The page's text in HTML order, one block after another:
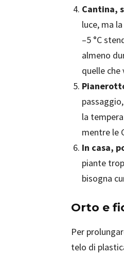
Cantina,
luce, ma
–5 °C
almeno
quelle che
la
mentre le
In casa,
piante
bisogna
Orto e
Per
telo di